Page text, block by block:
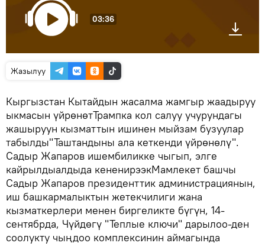
03:36
Жазылуу
Кыргызстан Кытайдын жасалма жамгыр жаадыруу
ыкмасын үйрөнөтТрампка кол салуу учурундагы
жашыруун кызматтын ишинен мыйзам бузуулар
табылды"Таштандыны ала кеткенди үйрөнөлү".
Садыр Жапаров ишембиликке чыгып, элге
кайрылдыалдыда кененирээкМамлекет башчы
Садыр Жапаров президенттик администрациянын,
иш башкармалыктын жетекчилиги жана
кызматкерлери менен биргеликте бүгүн, 14-
сентябрда, Чүйдөгү "Теплые ключи" дарылоо-ден
соолукту чыңдоо комплексинин аймагында